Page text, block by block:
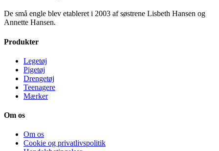
De små engle blev etableret i 2003 af søstrene Lisbeth Hansen og
Annette Hansen.
Produkter
Legetøj
Pigetøj
Drengetøj
Teenagere
Mærker
Om os
Om os
Cookie og privatlivspolitik